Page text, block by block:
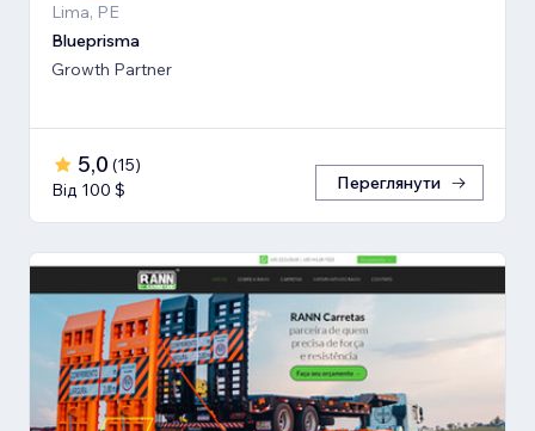
Lima, PE
Blueprisma
Growth Partner
5,0 (15)
Від 100 $
Переглянути